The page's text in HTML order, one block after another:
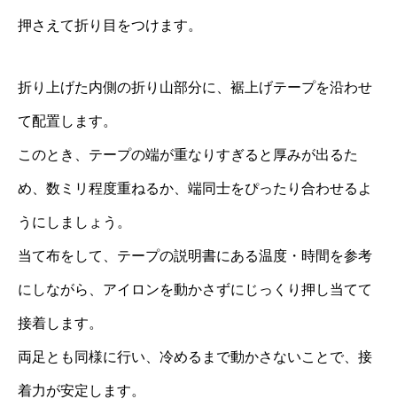
押さえて折り目をつけます。
折り上げた内側の折り山部分に、裾上げテープを沿わせ
て配置します。
このとき、テープの端が重なりすぎると厚みが出るた
め、数ミリ程度重ねるか、端同士をぴったり合わせるよ
うにしましょう。
当て布をして、テープの説明書にある温度・時間を参考
にしながら、アイロンを動かさずにじっくり押し当てて
接着します。
両足とも同様に行い、冷めるまで動かさないことで、接
着力が安定します。